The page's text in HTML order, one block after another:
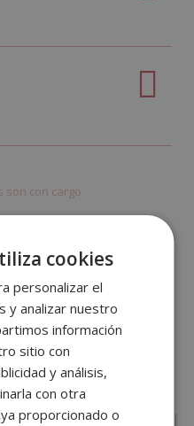
son con cargo
cookies
personalizar el
y analizar nuestro
información
sitio con
y análisis,
con otra
proporcionado o